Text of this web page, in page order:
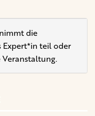
die
Expert*in teil oder